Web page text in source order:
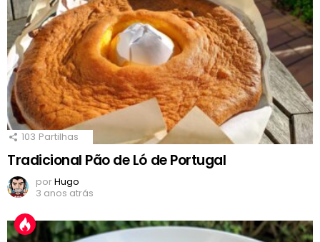
103 Partilhas
Tradicional Pão de Ló de Portugal
porHugo
3 anos atrás